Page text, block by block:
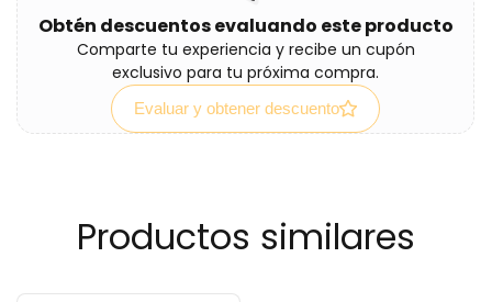
Obtén descuentos evaluando este producto
Comparte tu experiencia y recibe un cupón
exclusivo para tu próxima compra.
Evaluar y obtener descuento
Productos similares